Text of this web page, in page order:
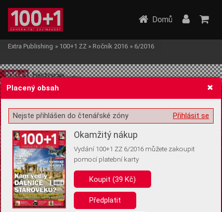
Žádost o souhlas s ukládáním volitelných informací
Pro základní fungování webu nepotřebujeme ukládat žádné informace
(tzv. cookies apod.). Rádi bychom vás ale požádali o souhlas s
uložením volitelných informací:
Domů
Extra Publishing » 100+1 ZZ » Ročník 2016 » 6/2016
Placený obsah
Přihlásit se
Nejste přihlášen do čtenářské zóny
Okamžitý nákup
Vydání 100+1 ZZ 6/2016 můžete zakoupit
pomocí platební karty
Koupit (39 Kč)
Předplatit